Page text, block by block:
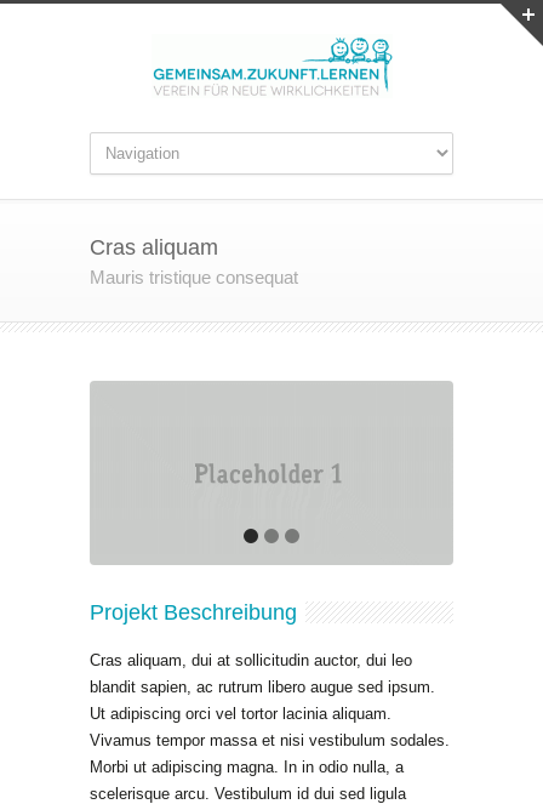
Cras aliquam
Mauris tristique consequat
Projekt Beschreibung
Cras aliquam, dui at sollicitudin auctor, dui leo
blandit sapien, ac rutrum libero augue sed ipsum.
Ut adipiscing orci vel tortor lacinia aliquam.
Vivamus tempor massa et nisi vestibulum sodales.
Morbi ut adipiscing magna. In in odio nulla, a
scelerisque arcu. Vestibulum id dui sed ligula